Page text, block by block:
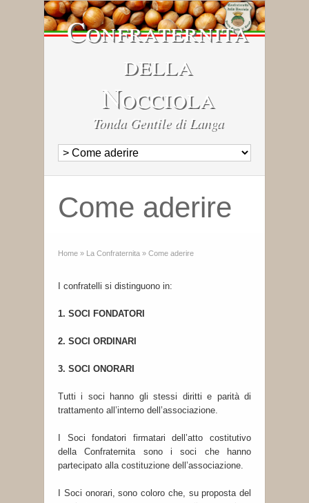
Confraternita
della
Nocciola
Tonda Gentile di Langa
Come aderire
Home » La Confraternita » Come aderire
I confratelli si distinguono in:
1. SOCI FONDATORI
2. SOCI ORDINARI
3. SOCI ONORARI
Tutti i soci hanno gli stessi diritti e parità di
trattamento all’interno dell’associazione.
I Soci fondatori firmatari dell’atto costitutivo
della Confraternita sono i soci che hanno
partecipato alla costituzione dell’associazione.
I Soci onorari, sono coloro che, su proposta del